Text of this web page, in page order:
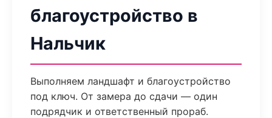
благоустройство в
Нальчик
Выполняем ландшафт и благоустройство
под ключ. От замера до сдачи — один
подрядчик и ответственный прораб.